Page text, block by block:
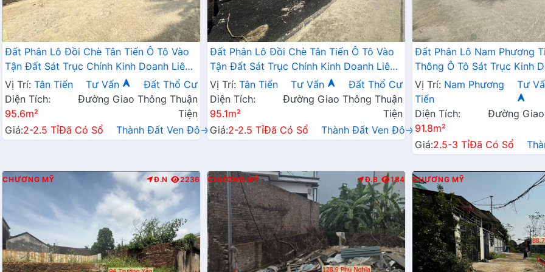
Đất Phân Lô Đồi Chè Tân Tiến Ô Tô Vào
Tận Đất Sát Trục Chính Kinh Doanh Liên
Xã Ngay Gần QL21A
Vị Trí: Tân Tiến Tư Vấn
Đất Thổ Cư
Diện Tích:
95.6m²
Đường Giao Thông Thuận
Tiện
Giá:2-2.5 TỉĐã Có Sổ Thành Đất Ven Đô→
Đất Phân Lô Đồi Chè Tân Tiến Ô Tô Vào
Tận Đất Sát Trục Chính Kinh Doanh Liên
Xã Ngay Gần QL21A
Vị Trí: Tân Tiến Tư Vấn
Đất Thổ Cư
Diện Tích:
95.1m²
Đường Giao Thông Thuận
Tiện
Giá:2-2.5 TỉĐã Có Sổ Thành Đất Ven Đô→
Đất Phân Lô Nam Phương
Thông Ô Tô Sát Trục Kinh
Ngay Gần QL21A
Vị Trí: Nam Phương
Tiến
Tư
Diện Tích:
91.8m²
Đường
Giá:2.5-3 TỉĐã Có Sổ
CHƯƠNG MỸ Đ.N 2236 CHƯƠNG MỸ Đ.B 184 CHƯƠNG MỸ